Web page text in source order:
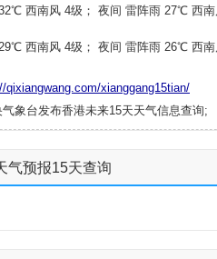
西南风 4级； 夜间 雷阵雨 27℃ 西
西南风 4级； 夜间 雷阵雨 26℃ 西
qixiangwang.com/xianggang15tian/
象台发布香港未来15天天气信息查询;
气预报15天查询